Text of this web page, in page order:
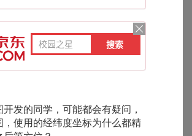
发的同学，可能都会有疑问，
，使用的经纬度坐标为什么都精